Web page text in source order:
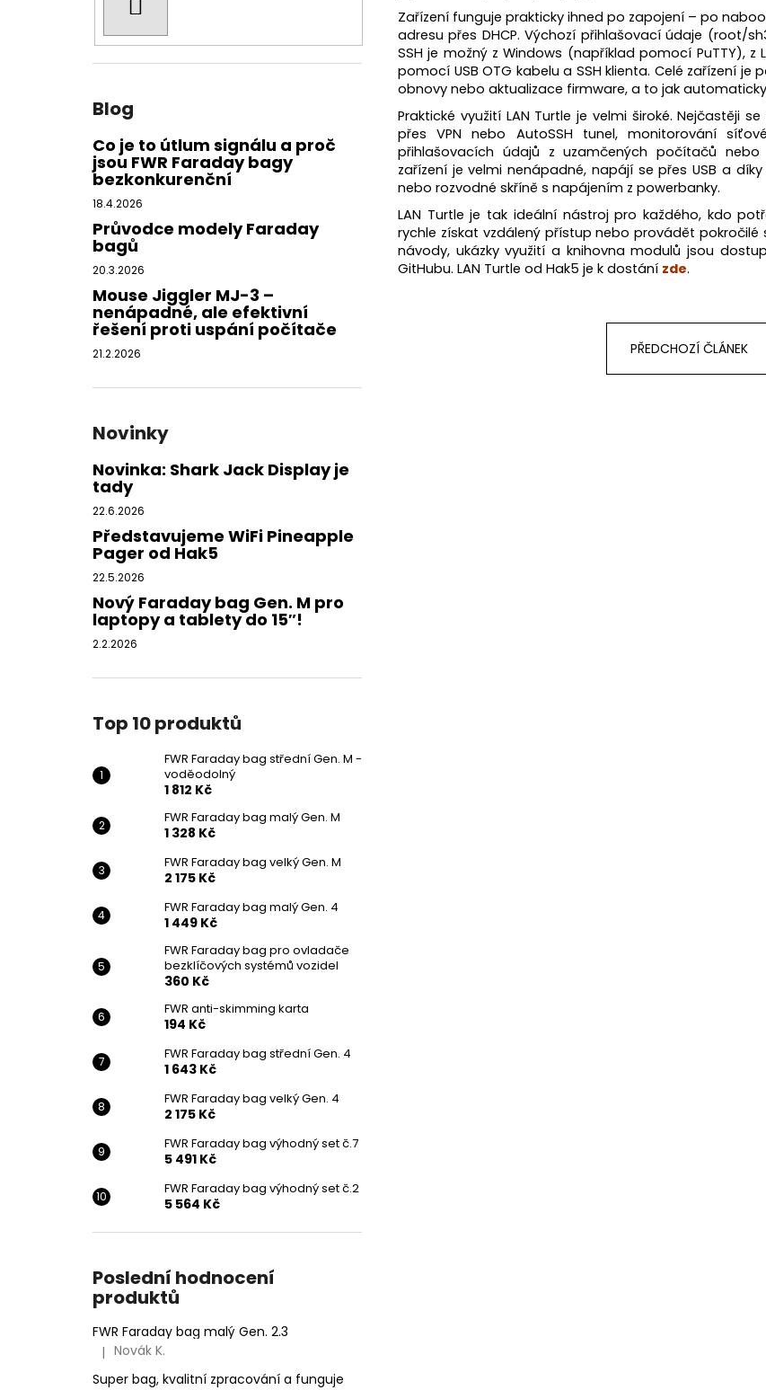
Blog
Co je to útlum signálu a proč
jsou FWR Faraday bagy
bezkonkurenční
18.4.2026
Průvodce modely Faraday
bagů
20.3.2026
Mouse Jiggler MJ-3 –
nenápadné, ale efektivní
řešení proti uspání počítače
21.2.2026
Novinky
Novinka: Shark Jack Display je
tady
22.6.2026
Představujeme WiFi Pineapple
Pager od Hak5
22.5.2026
Nový Faraday bag Gen. M pro
laptopy a tablety do 15″!
2.2.2026
Top 10 produktů
FWR Faraday bag střední Gen. M -
voděodolný
1 812 Kč
FWR Faraday bag malý Gen. M
1 328 Kč
FWR Faraday bag velký Gen. M
2 175 Kč
FWR Faraday bag malý Gen. 4
1 449 Kč
FWR Faraday bag pro ovladače
bezklíčových systémů vozidel
360 Kč
FWR anti-skimming karta
194 Kč
FWR Faraday bag střední Gen. 4
1 643 Kč
FWR Faraday bag velký Gen. 4
2 175 Kč
FWR Faraday bag výhodný set č.7
5 491 Kč
FWR Faraday bag výhodný set č.2
5 564 Kč
Poslední hodnocení
produktů
FWR Faraday bag malý Gen. 2.3
Hodnocení produktu je 5 z 5 hvězdiček.
| Novák K.
Super bag, kvalitní zpracování a funguje
Zařízení funguje prakticky ihned po zapojení – po
adresu přes DHCP. Výchozí přihlašovací údaje (root/
SSH je možný z Windows (například pomocí PuTTY),
pomocí USB OTG kabelu a SSH klienta. Celé zařízení
obnovy nebo aktualizace firmware, a to jak
Praktické využití LAN Turtle je velmi široké. Nejčastěji
přes VPN nebo AutoSSH tunel, monitorování
přihlašovacích údajů z uzamčených počítačů
zařízení je velmi nenápadné, napájí se přes USB a
nebo rozvodné skříně s napájením z powerbanky.
LAN Turtle je tak ideální nástroj pro každého, kdo
rychle získat vzdálený přístup nebo provádět
návody, ukázky využití a knihovna modulů jsou
GitHubu. LAN Turtle od Hak5 je k dostání zde.
PŘEDCHOZÍ ČLÁNEK